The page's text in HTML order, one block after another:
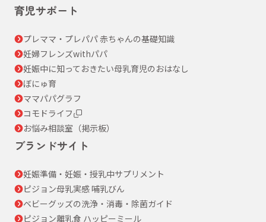
育児サポート
プレママ・プレパパ 赤ちゃんの基礎知識
妊婦フレンズwithパパ
妊娠中に知っておきたい母乳育児のおはなし
ぼにゅ育
ママパパグラフ
コモドライフ
お悩み相談室（掲示板）
ブランドサイト
妊娠準備・妊娠・授乳中サプリメント
ピジョン母乳実感 哺乳びん
ベビーグッズの洗浄・消毒・除菌ガイド
ピジョン離乳食 ハッピーミール